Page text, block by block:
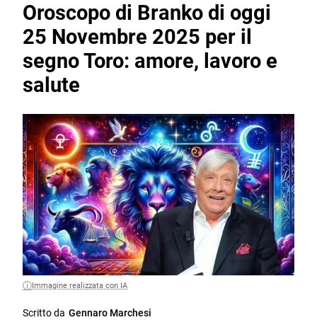
Oroscopo di Branko di oggi
25 Novembre 2025 per il
segno Toro: amore, lavoro e
salute
Immagine realizzata con IA
Scritto da Gennaro Marchesi